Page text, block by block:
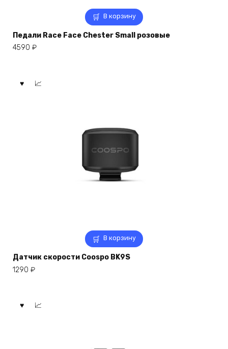
В корзину
Педали Race Face Chester Small розовые
4590 ₽
В корзину
Датчик скорости Coospo BK9S
1290 ₽